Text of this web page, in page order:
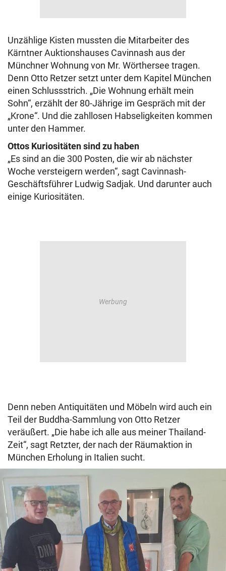
Unzählige Kisten mussten die Mitarbeiter des
Kärntner Auktionshauses Cavinnash aus der
Münchner Wohnung von Mr. Wörthersee tragen.
Denn Otto Retzer setzt unter dem Kapitel München
einen Schlussstrich. „Die Wohnung erhält mein
Sohn“, erzählt der 80-Jährige im Gespräch mit der
„Krone“. Und die zahllosen Habseligkeiten kommen
unter den Hammer.
Ottos Kuriositäten sind zu haben
„Es sind an die 300 Posten, die wir ab nächster
Woche versteigern werden“, sagt Cavinnash-
Geschäftsführer Ludwig Sadjak. Und darunter auch
einige Kuriositäten.
Denn neben Antiquitäten und Möbeln wird auch ein
Teil der Buddha-Sammlung von Otto Retzer
veräußert. „Die habe ich alle aus meiner Thailand-
Zeit“, sagt Retzter, der nach der Räumaktion in
München Erholung in Italien sucht.